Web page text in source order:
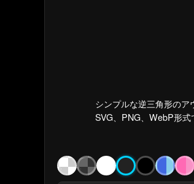
シンプルな逆三角形の
SVG、PNG、WebP形式